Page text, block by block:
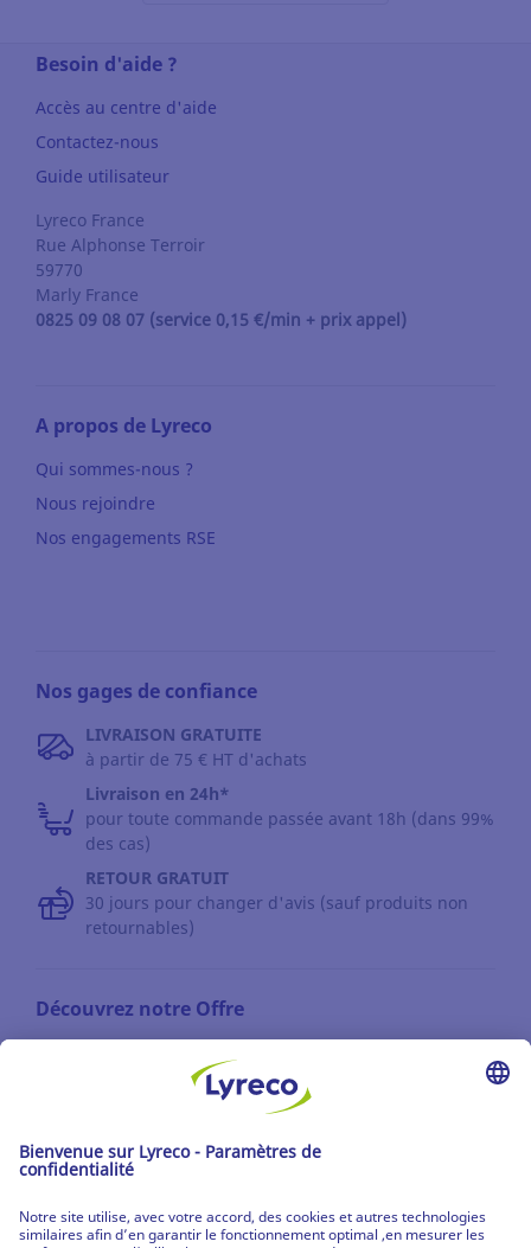
Besoin d'aide ?
Accès au centre d'aide
Contactez-nous
Guide utilisateur
Lyreco France
Rue Alphonse Terroir
59770
Marly France
0825 09 08 07 (service 0,15 €/min + prix appel)
A propos de Lyreco
Qui sommes-nous ?
Nous rejoindre
Nos engagements RSE
Nos gages de confiance
LIVRAISON GRATUITE
à partir de 75 € HT d'achats
Livraison en 24h*
pour toute commande passée avant 18h (dans 99%
des cas)
RETOUR GRATUIT
30 jours pour changer d'avis (sauf produits non
retournables)
Découvrez notre Offre
Partenaire | de tous les lieux de travail
© Lyreco 2026